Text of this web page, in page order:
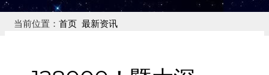
当前位置： 首页 最新资讯